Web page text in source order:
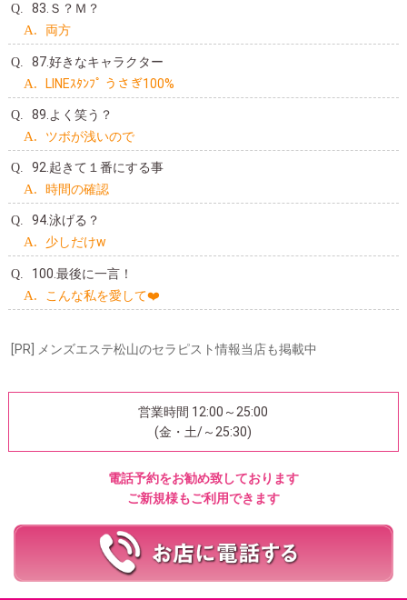
83.Ｓ？Ｍ？
両方
87.好きなキャラクター
LINEｽﾀﾝﾌﾟ うさぎ100%
89.よく笑う？
ツボが浅いので
92.起きて１番にする事
時間の確認
94.泳げる？
少しだけw
100.最後に一言！
こんな私を愛して❤️
[PR] メンズエステ松山のセラピスト情報当店も掲載中
営業時間 12:00～25:00
(金・土/～25:30)
電話予約をお勧め致しております
ご新規様もご利用できます